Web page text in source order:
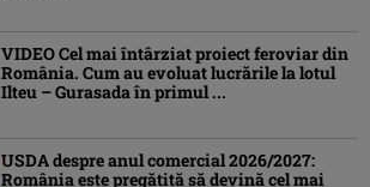
VIDEO Cel mai întârziat proiect feroviar din
România. Cum au evoluat lucrările la lotul
Ilteu – Gurasada în primul ...
USDA despre anul comercial 2026/2027:
România este pregătită să devină cel mai